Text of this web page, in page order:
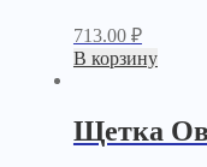
713.00 ₽
В корзину
Щетка